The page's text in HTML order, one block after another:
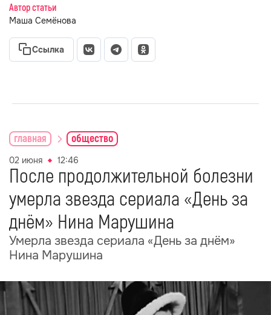
Автор статьи
Маша Семёнова
Ссылка
главная общество
02 июня 12:46
После продолжительной болезни
умерла звезда сериала «День за
днём» Нина Марушина
Умерла звезда сериала «День за днём»
Нина Марушина